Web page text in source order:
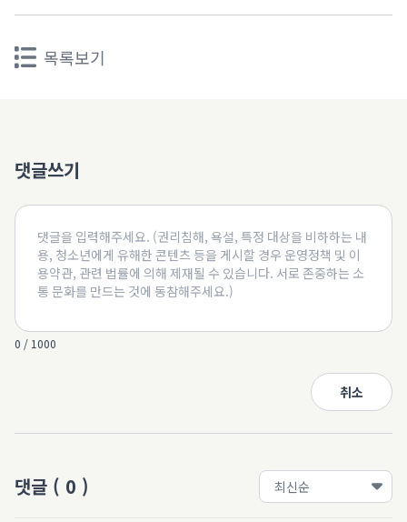
목록보기
댓글쓰기
0 / 1000
취소
댓글 ( 0 )